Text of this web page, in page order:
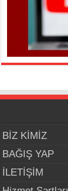
BİZ KİMİZ
BAĞIŞ YAP
İLETİŞİM